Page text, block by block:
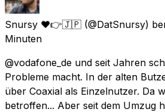
Snursy ❤️👉🇯🇵 (@DatSnursy)
Minuten
@vodafone_de und seit Jahren
Probleme macht. In der alten
über Coaxial als Einzelnutzer. Da
betroffen... Aber seit dem Umzug